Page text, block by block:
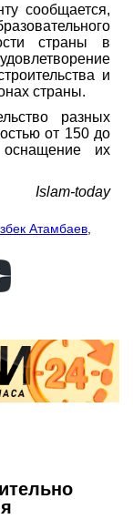
сообщается,
страны в
и
страны.
разных
от 150 до
их
Islam-today
Атамбаев